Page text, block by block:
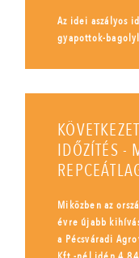
Az idei aszályos
gyapottok-
IDŐZÍTÉS -
Miközben az
évre újabb
a Pécsváradi